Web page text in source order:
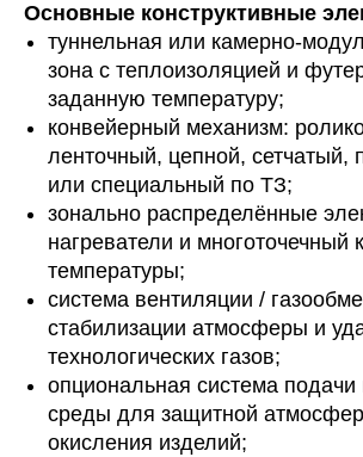
Основные конструктивные
туннельная или камерно-
зона с теплоизоляцией и
заданную температуру;
конвейерный механизм:
ленточный, цепной, сетчатый,
или специальный по ТЗ;
зонально распределённые
нагреватели и многоточечный
температуры;
система вентиляции /
стабилизации атмосферы и
технологических газов;
опциональная система подачи
среды для защитной
окисления изделий;